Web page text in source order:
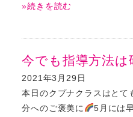
»続きを読む
今でも指導方法
2021年3月29日
本日のクプナクラスはとて
分へのご褒美に
5月には